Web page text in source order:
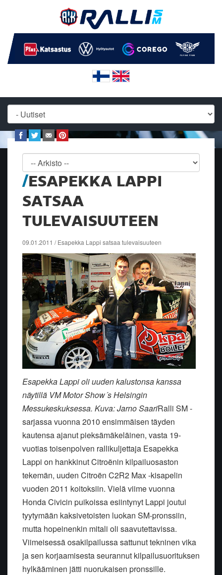
ESAPEKKA LAPPI
SATSAA
TULEVAISUUTEEN
09.01.2011 / Esapekka Lappi satsaa tulevaisuuteen
Esapekka Lappi oli uuden kalustonsa kanssa
näytillä VM Motor Show´s Helsingin
Messukeskuksessa. Kuva: Jarno SaariRalli SM -
sarjassa vuonna 2010 ensimmäisen täyden
kautensa ajanut pieksämäkeläinen, vasta 19-
vuotias toisenpolven rallikuljettaja Esapekka
Lappi on hankkinut Citroënin kilpailuosaston
tekemän, uuden Citroën C2R2 Max -kisapelin
vuoden 2011 koitoksiin. Vielä viime vuonna
Honda Civicin puikoissa esiintynyt Lappi joutui
tyytymään kaksivetoisten luokan SM-pronssiin,
mutta hopeinenkin mitali oli saavutettavissa.
Viimeisessä osakilpailussa sattunut tekninen vika
ja sen korjaamisesta seurannut kilpailusuorituksen
hylkääminen jätti nuorukaisen pronssille.